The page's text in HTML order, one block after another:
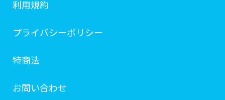
利用規約
プライバシーポリシー
特商法
お問い合わせ